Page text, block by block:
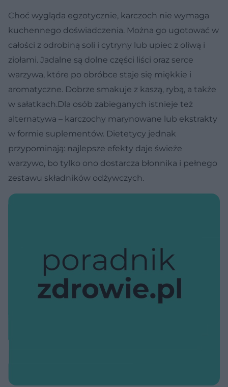
Choć wygląda egzotycznie, karczoch nie wymaga
kuchennego doświadczenia. Można go ugotować w
całości z odrobiną soli i cytryny lub upiec z oliwą i
ziołami. Jadalne są dolne części liści oraz serce
warzywa, które po obróbce staje się miękkie i
aromatyczne. Dobrze smakuje z kaszą, rybą, a także
w sałatkach.Dla osób zabieganych istnieje też
alternatywa – karczochy marynowane lub ekstrakty
w formie suplementów. Dietetycy jednak
przypominają: najlepsze efekty daje świeże
warzywo, bo tylko ono dostarcza błonnika i pełnego
zestawu składników odżywczych.